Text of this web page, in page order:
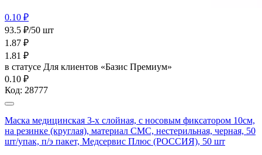
0.10 ₽
93.5 ₽/50 шт
1.87 ₽
1.81 ₽
в статусе Для клиентов «Базис Премиум»
0.10 ₽
Код: 28777
Маска медицинская 3-х слойная, с носовым фиксатором 10см,
на резинке (круглая), материал СМС, нестерильная, черная, 50
шт/упак, п/э пакет, Медсервис Плюс (РОССИЯ), 50 шт